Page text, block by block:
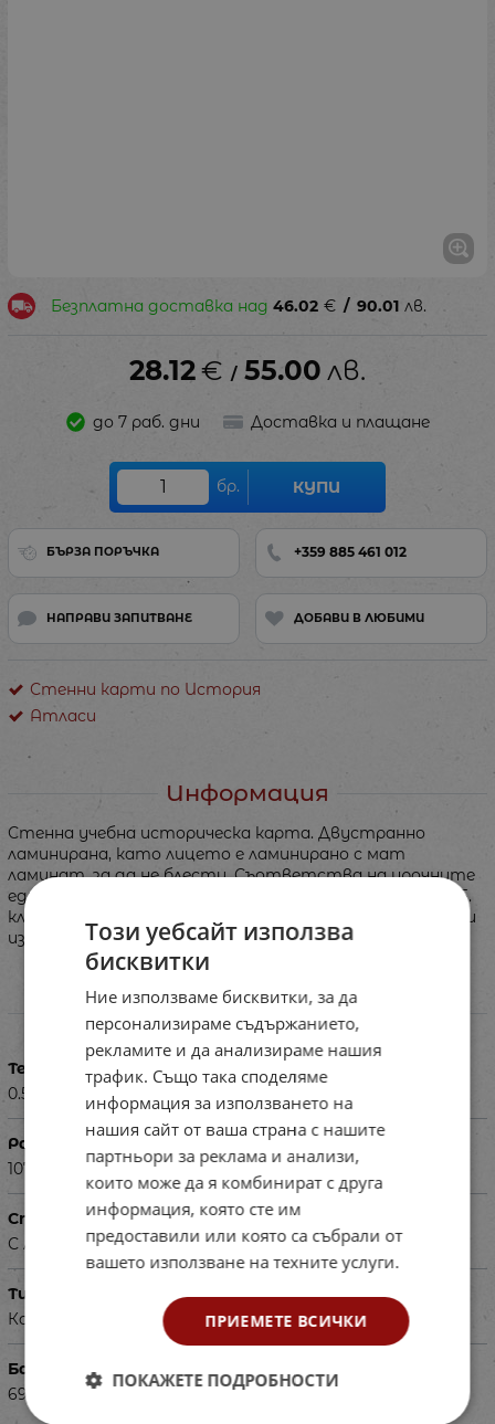
Безплатна доставка над 46.02 € / 90.01 лв.
28.12€ / 55.00 лв.
до 7 раб. дни Доставка и плащане
бр. КУПИ
БЪРЗА ПОРЪЧКА +359 885 461 012
НАПРАВИ ЗАПИТВАНЕ ДОБАВИ В ЛЮБИМИ
Стенни карти по История
Атласи
Информация
Стенна учебна историческа карта. Двустранно
ламинирана, като лицето е ламинирано с мат
ламинат, за да не блести. Съответства на урочните
единици по история и цивилизация за класовете от 5.
клас - 12. клас (съставена е въз основа на одобрените и
използвани учебници и атласи от учениците).
Характеристики
Тегло в кг
0.500
Размери в см
107х175
Специфика
С лайсни
Тип
Карта
Баркод (ISBN, UPC, др.)
690270
Този уебсайт използва
бисквитки
Ние използваме бисквитки, за да
персонализираме съдържанието,
рекламите и да анализираме нашия
трафик. Също така споделяме
информация за използването на
нашия сайт от ваша страна с нашите
партньори за реклама и анализи,
които може да я комбинират с друга
информация, която сте им
предоставили или която са събрали от
вашето използване на техните услуги.
ПРИЕМЕТЕ ВСИЧКИ
ПОКАЖЕТЕ ПОДРОБНОСТИ